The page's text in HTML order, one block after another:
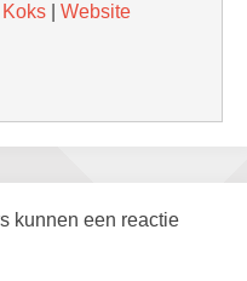
Website
kunnen een reactie